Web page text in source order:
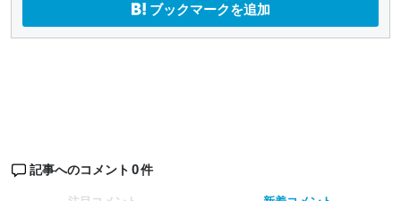
ブックマークを追加
記事へのコメント 0件